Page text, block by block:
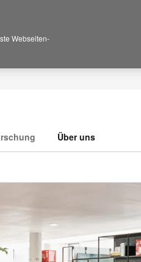
Über uns
Webseiten-